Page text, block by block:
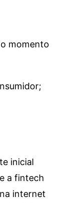
momento
inicial
a fintech
internet